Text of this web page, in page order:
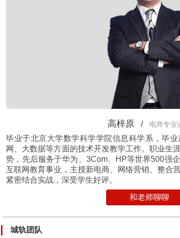
高梓原 / 电商专业
毕业于北京大学数学科学学院信息科学系，毕
网、大数据等方面的技术开发教学工作。职业生
势，先后服务于华为、3Com、HP等世界500强
互联网教育事业，主授新电商、网络营销、整合
紧密结合实战，深受学生好评。
和老师聊聊
城轨团队